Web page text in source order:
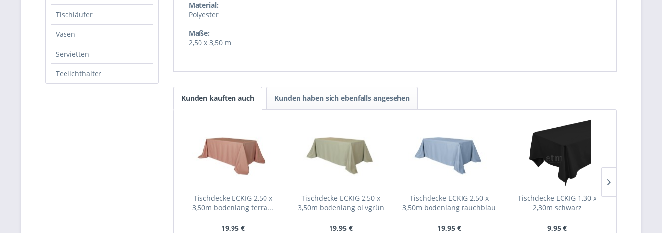
Tischläufer
Vasen
Servietten
Teelichthalter
Material:
Polyester
Maße:
2,50 x 3,50 m
Kunden kauften auch Kunden haben sich ebenfalls angesehen
Tischdecke ECKIG 2,50 x
3,50m bodenlang terra...
19,95 €
Tischdecke ECKIG 2,50 x
3,50m bodenlang olivgrün
19,95 €
Tischdecke ECKIG 2,50 x
3,50m bodenlang rauchblau
19,95 €
Tischdecke ECKIG 1,30 x
2,30m schwarz
9,95 €